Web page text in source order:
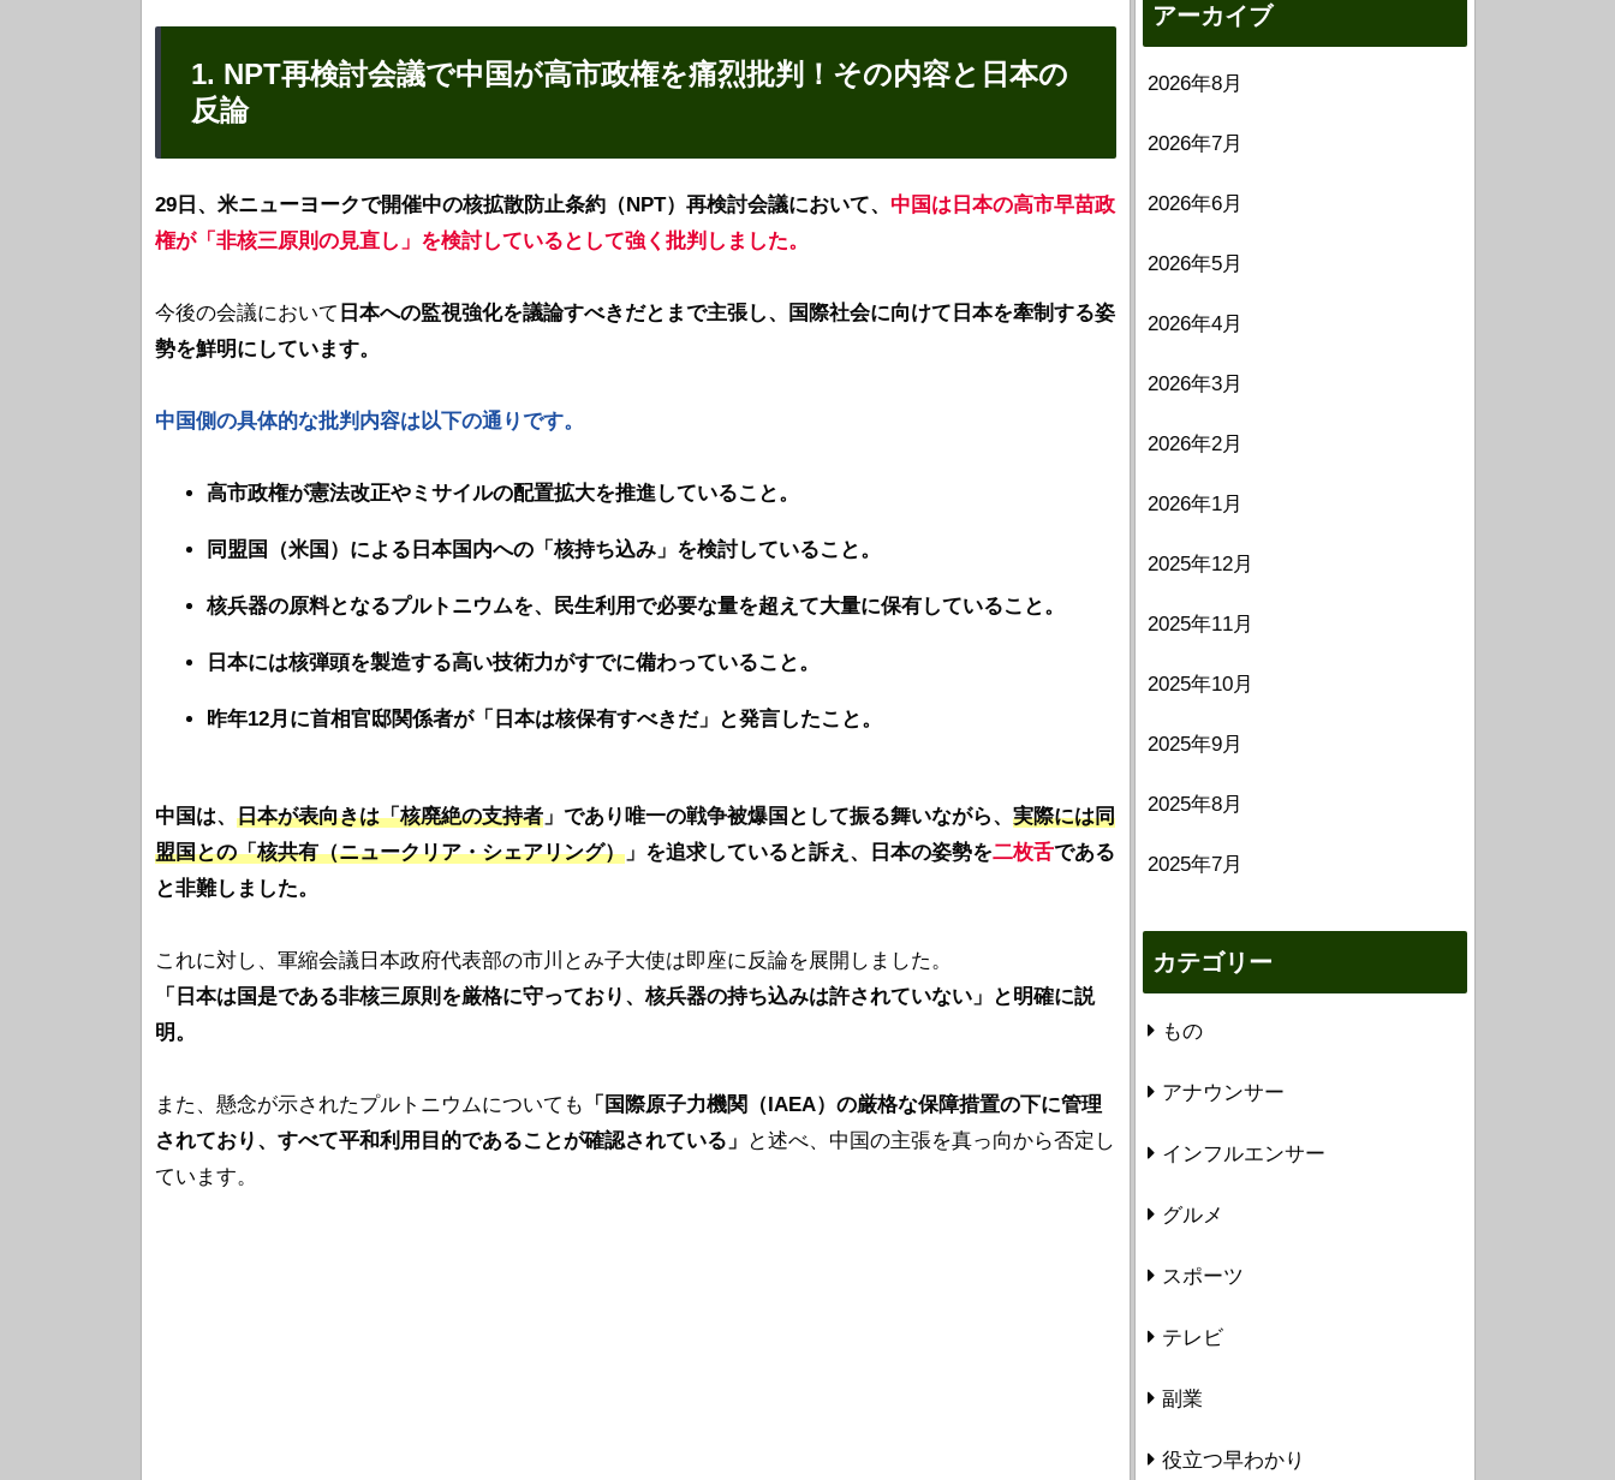
1. NPT再検討会議で中国が高市政権を痛烈批判！その内容と日本の
反論
29日、米ニューヨークで開催中の核拡散防止条約（NPT）再検討会議において、 中国は日本の高市早苗政
権が「非核三原則の見直し」を検討しているとして強く批判しました。
今後の会議において 日本への監視強化を議論すべきだとまで主張し、国際社会に向けて日本を牽制する姿
勢を鮮明にしています。
中国側の具体的な批判内容は以下の通りです。
高市政権が憲法改正やミサイルの配置拡大を推進していること。
同盟国（米国）による日本国内への「核持ち込み」を検討していること。
核兵器の原料となるプルトニウムを、民生利用で必要な量を超えて大量に保有していること。
日本には核弾頭を製造する高い技術力がすでに備わっていること。
昨年12月に首相官邸関係者が「日本は核保有すべきだ」と発言したこと。
中国は、 日本が表向きは「核廃絶の支持者」であり唯一の戦争被爆国として振る舞いながら、 実際には同
盟国との「核共有（ニュークリア・シェアリング）」を追求していると訴え、日本の姿勢を二枚舌である
と非難しました。
これに対し、軍縮会議日本政府代表部の市川とみ子大使は即座に反論を展開しました。
「日本は国是である非核三原則を厳格に守っており、核兵器の持ち込みは許されていない」と明確に説
明。
また、懸念が示されたプルトニウムについても 「国際原子力機関（IAEA）の厳格な保障措置の下に管理
されており、すべて平和利用目的であることが確認されている」
と述べ、中国の主張を真っ向から否定し
ています。
アーカイブ
2026年8月
2026年7月
2026年6月
2026年5月
2026年4月
2026年3月
2026年2月
2026年1月
2025年12月
2025年11月
2025年10月
2025年9月
2025年8月
2025年7月
カテゴリー
もの
アナウンサー
インフルエンサー
グルメ
スポーツ
テレビ
副業
役立つ早わかり